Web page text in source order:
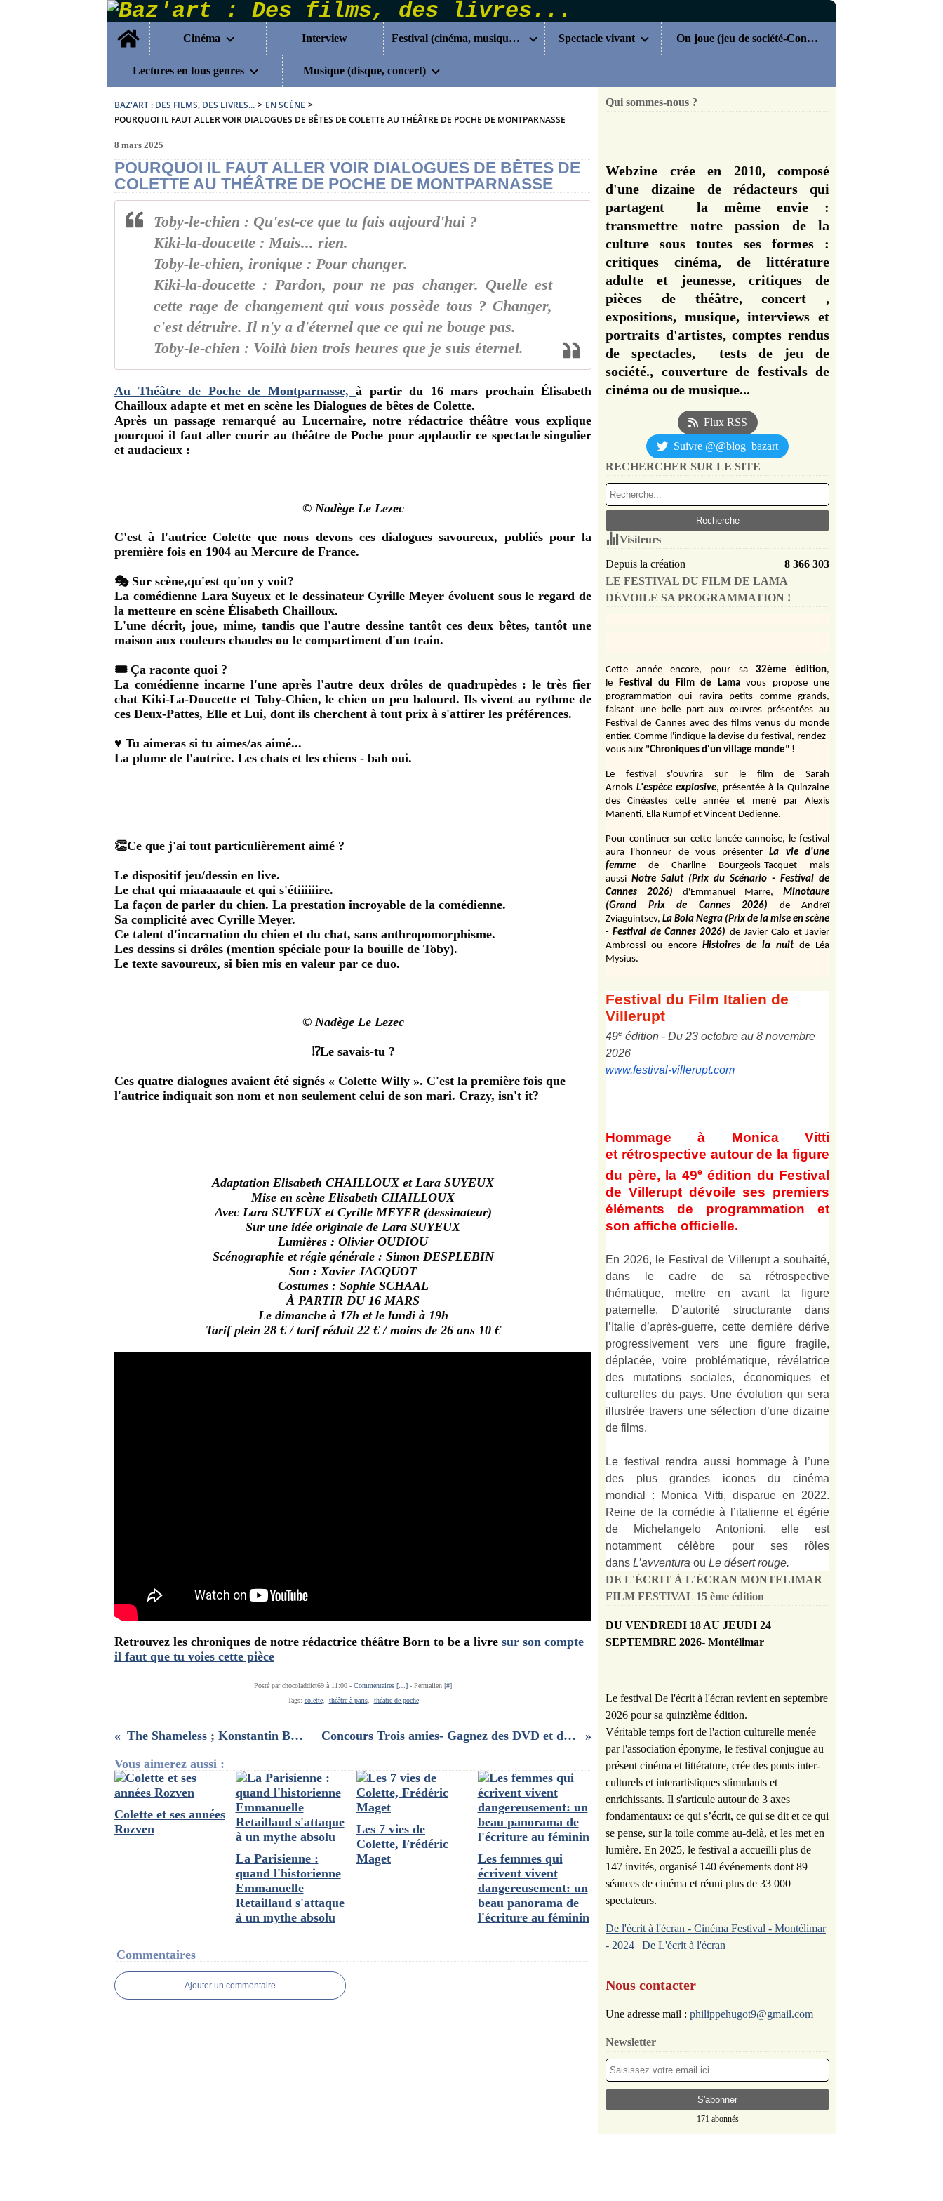
Home
Cinéma
Interview Festival (cinéma, musique...) Spectacle vivant On joue (jeu de société-Concours)
Lectures en tous genres Musique (disque, concert)
BAZ'ART : DES FILMS, DES LIVRES... > EN SCÈNE >
POURQUOI IL FAUT ALLER VOIR DIALOGUES DE BÊTES DE COLETTE AU THÉÂTRE DE POCHE DE MONTPARNASSE
8 mars 2025
POURQUOI IL FAUT ALLER VOIR DIALOGUES DE BÊTES DE
COLETTE AU THÉÂTRE DE POCHE DE MONTPARNASSE
Toby-le-chien : Qu'est-ce que tu fais aujourd'hui ?
Kiki-la-doucette : Mais... rien.
Toby-le-chien, ironique : Pour changer.
Kiki-la-doucette : Pardon, pour ne pas changer. Quelle est
cette rage de changement qui vous possède tous ? Changer,
c'est détruire. Il n'y a d'éternel que ce qui ne bouge pas.
Toby-le-chien : Voilà bien trois heures que je suis éternel.
Au Théâtre de Poche de Montparnasse, à partir du 16 mars prochain Élisabeth
Chailloux adapte et met en scène les Dialogues de bêtes de Colette.
Après un passage remarqué au Lucernaire, notre rédactrice théâtre vous explique
pourquoi il faut aller courir au théâtre de Poche pour applaudir ce spectacle singulier
et audacieux :
© Nadège Le Lezec
C'est à l'autrice Colette que nous devons ces dialogues savoureux, publiés pour la
première fois en 1904 au Mercure de France.
🎭 Sur scène,qu'est qu'on y voit?
La comédienne Lara Suyeux et le dessinateur Cyrille Meyer évoluent sous le regard de
la metteure en scène Élisabeth Chailloux.
L'une décrit, joue, mime, tandis que l'autre dessine tantôt ces deux bêtes, tantôt une
maison aux couleurs chaudes ou le compartiment d'un train.
🎟️ Ça raconte quoi ?
La comédienne incarne l'une après l'autre deux drôles de quadrupèdes : le très fier
chat Kiki-La-Doucette et Toby-Chien, le chien un peu balourd. Ils vivent au rythme de
ces Deux-Pattes, Elle et Lui, dont ils cherchent à tout prix à s'attirer les préférences.
♥️ Tu aimeras si tu aimes/as aimé...
La plume de l'autrice. Les chats et les chiens - bah oui.
👏Ce que j'ai tout particulièrement aimé ?
Le dispositif jeu/dessin en live.
Le chat qui miaaaaaule et qui s'étiiiiiire.
La façon de parler du chien. La prestation incroyable de la comédienne.
Sa complicité avec Cyrille Meyer.
Ce talent d'incarnation du chien et du chat, sans anthropomorphisme.
Les dessins si drôles (mention spéciale pour la bouille de Toby).
Le texte savoureux, si bien mis en valeur par ce duo.
© Nadège Le Lezec
⁉️Le savais-tu ?
Ces quatre dialogues avaient été signés « Colette Willy ». C'est la première fois que
l'autrice indiquait son nom et non seulement celui de son mari. Crazy, isn't it?
Adaptation Elisabeth CHAILLOUX et Lara SUYEUX
Mise en scène Elisabeth CHAILLOUX
Avec Lara SUYEUX et Cyrille MEYER (dessinateur)
Sur une idée originale de Lara SUYEUX
Lumières : Olivier OUDIOU
Scénographie et régie générale : Simon DESPLEBIN
Son : Xavier JACQUOT
Costumes : Sophie SCHAAL
À PARTIR DU 16 MARS
Le dimanche à 17h et le lundi à 19h
Tarif plein 28 € / tarif réduit 22 € / moins de 26 ans 10 €
Retrouvez les chroniques de notre rédactrice théâtre Born to be a livre sur son compte
il faut que tu voies cette pièce
Posté par chocoladdict69 à 11:00 - Commentaires [ ] - Permalien [#]
Tags: colette, théâtre à paris, théatre de poche
The Shameless ; Konstantin Bojanov : notre critique du film
Concours Trois amies- Gagnez des DVD et des Blu Ray du film d'Emmanuel Mouret
Vous aimerez aussi :
Colette et ses années
Rozven
La Parisienne :
quand l'historienne
Emmanuelle
Retaillaud s'attaque
à un mythe absolu
Les 7 vies de
Colette, Frédéric
Maget
Les femmes qui
écrivent vivent
dangereusement: un
beau panorama de
l'écriture au féminin
Commentaires
Ajouter un commentaire
Qui sommes-nous ?
Webzine crée en 2010, composé
d'une dizaine de rédacteurs qui
partagent la même envie :
transmettre notre passion de la
culture sous toutes ses formes :
critiques cinéma, de littérature
adulte et jeunesse, critiques de
pièces de théâtre, concert ,
expositions, musique, interviews et
portraits d'artistes, comptes rendus
de spectacles, tests de jeu de
société., couverture de festivals de
cinéma ou de musique...
Flux RSS
Suivre @@blog_bazart
RECHERCHER SUR LE SITE
Visiteurs
Depuis la création
8 366 303
LE FESTIVAL DU FILM DE LAMA
DÉVOILE SA PROGRAMMATION !
Cette année encore, pour sa 32ème édition,
le Festival du Film de Lama vous propose une
programmation qui ravira petits comme grands,
faisant une belle part aux œuvres présentées au
Festival de Cannes avec des films venus du monde
entier. Comme l'indique la devise du festival, rendez-
vous aux "Chroniques d'un village monde" !
Le festival s'ouvrira sur le film de Sarah
Arnols L'espèce explosive, présentée à la Quinzaine
des Cinéastes cette année et mené par Alexis
Manenti, Ella Rumpf et Vincent Dedienne.
Pour continuer sur cette lancée cannoise, le festival
aura l'honneur de vous présenter
La vie d'une
femme
de Charline Bourgeois-Tacquet
mais
aussi Notre Salut (Prix du Scénario - Festival de
Cannes 2026)
d'Emmanuel Marre,
Minotaure
(Grand Prix de Cannes 2026)
de Andreï
Zviaguintsev, La Bola Negra (Prix de la mise en scène
- Festival de Cannes 2026) de Javier Calo et Javier
Ambrossi ou encore Histoires de la nuit de Léa
Mysius.
Festival du Film Italien de
Villerupt
49e édition - Du 23 octobre au 8 novembre
2026
www.festival-villerupt.com
Hommage à Monica Vitti
et rétrospective autour de la figure
du père, la 49e édition du Festival
de Villerupt dévoile ses premiers
éléments de programmation et
son affiche officielle.
En 2026, le Festival de Villerupt a souhaité,
dans le cadre de sa rétrospective
thématique, mettre en avant la figure
paternelle. D’autorité structurante dans
l’Italie d’après-guerre, cette dernière dérive
progressivement vers une figure fragile,
déplacée, voire problématique, révélatrice
des mutations sociales, économiques et
culturelles du pays. Une évolution qui sera
illustrée travers une sélection d’une dizaine
de films.
Le festival rendra aussi hommage à l’une
des plus grandes icones du cinéma
mondial : Monica Vitti, disparue en 2022.
Reine de la comédie à l’italienne et égérie
de Michelangelo Antonioni, elle est
notamment célèbre pour ses rôles
dans L’avventura ou Le désert rouge.
DE L'ÉCRIT À L'ÉCRAN MONTELIMAR
FILM FESTIVAL 15 ème édition
DU VENDREDI 18 AU JEUDI 24
SEPTEMBRE 2026- Montélimar
Le festival De l'écrit à l'écran revient en septembre
2026 pour sa quinzième édition.
Véritable temps fort de l'action culturelle menée
par l'association éponyme, le festival conjugue au
présent cinéma et littérature, crée des ponts inter-
culturels et interartistiques stimulants et
enrichissants. Il s'articule autour de 3 axes
fondamentaux: ce qui s’écrit, ce qui se dit et ce qui
se pense, sur la toile comme au-delà, et les met en
lumière. En 2025, le festival a accueilli plus de
147 invités, organisé 140 événements dont 89
séances de cinéma et réuni plus de 33 000
spectateurs.
De l'écrit à l'écran - Cinéma Festival - Montélimar
- 2024 | De L'écrit à l'écran
Nous contacter
Une adresse mail : philippehugot9@gmail.com
Newsletter
171 abonnés